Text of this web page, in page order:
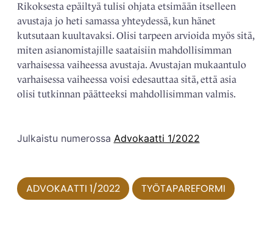
Rikoksesta epäiltyä tulisi ohjata etsimään itselleen
avustaja jo heti samassa yhteydessä, kun hänet
kutsutaan kuultavaksi. Olisi tarpeen arvioida myös sitä,
miten asianomistajille saataisiin mahdollisimman
varhaisessa vaiheessa avustaja. Avustajan mukaantulo
varhaisessa vaiheessa voisi edesauttaa sitä, että asia
olisi tutkinnan päätteeksi mahdollisimman valmis.
Julkaistu numerossa Advokaatti 1/2022
ADVOKAATTI 1/2022 TYÖTAPAREFORMI